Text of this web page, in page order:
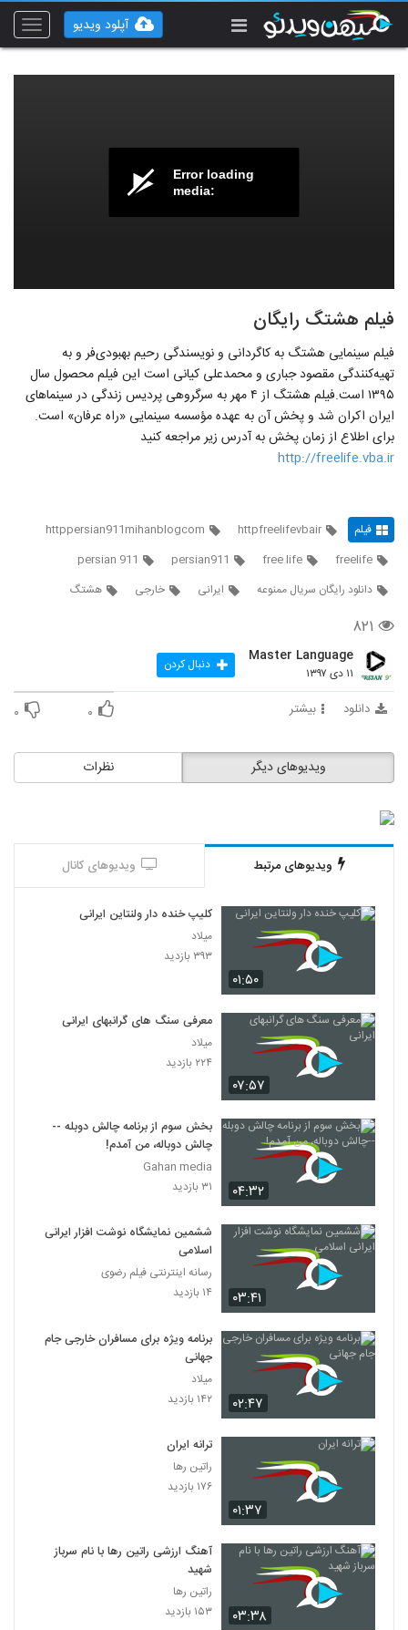
Toggle
آپلود ویدیو
Error loading
media:
فیلم هشتگ رایگان
فیلم سینمایی هشتگ به کاگردانی و نویسندگی رحیم بهبودی‌فر و به
تهیه‌کنندگی مقصود جباری و محمدعلی کیانی است این فیلم محصول سال
۱۳۹۵ است.فیلم هشتگ از ۴ مهر به سرگروهی پردیس زندگی در سینماهای
ایران اکران شد و پخش آن به عهده مؤسسه سینمایی «راه عرفان» است.
برای اطلاع از زمان پخش به آدرس زیر مراجعه کنید
http://freelife.vba.ir
فیلم httpfreelifevbair
httppersian911mihanblogcom
freelife
free life
persian911
persian 911
دانلود رایگان سریال ممنوعه
ایرانی خارجی هشتگ
۸۲۱
Master Language
۱۱ دی ۱۳۹۷ دنبال کردن
دانلود بیشتر ۰ ۰
نظرات ویدیوهای دیگر
ویدیوهای مرتبط ویدیوهای کانال
۰۱:۵۰
کلیپ خنده دار ولنتاین ایرانی
میلاد
۳۹۳ بازدید
۰۷:۵۷
معرفی سنگ های گرانبهای ایرانی
میلاد
۲۲۴ بازدید
۰۴:۳۲
بخش سوم از برنامه چالش دوبله --
چالش دوباله، من آمدم!
Gahan media
۳۱ بازدید
۰۳:۴۱
ششمین نمایشگاه نوشت افزار ایرانی
اسلامی
رسانه اینترنتی فیلم رضوی
۱۴ بازدید
۰۲:۴۷
برنامه ویژه برای مسافران خارجی جام
جهانی
میلاد
۱۴۲ بازدید
۰۱:۳۷
ترانه ایران
راتین رها
۱۷۶ بازدید
۰۳:۳۸
آهنگ ارزشی راتین رها با نام سرباز
شهید
راتین رها
۱۵۳ بازدید